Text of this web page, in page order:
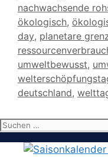
nachwachsende
ökologisch,
day, planetare
umweltbewusst,
deutschland,
Suchen